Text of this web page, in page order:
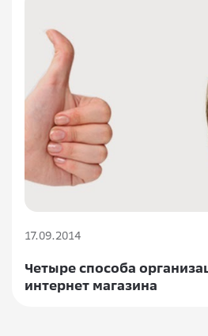
17.09.2014
Четыре способа
интернет магазина